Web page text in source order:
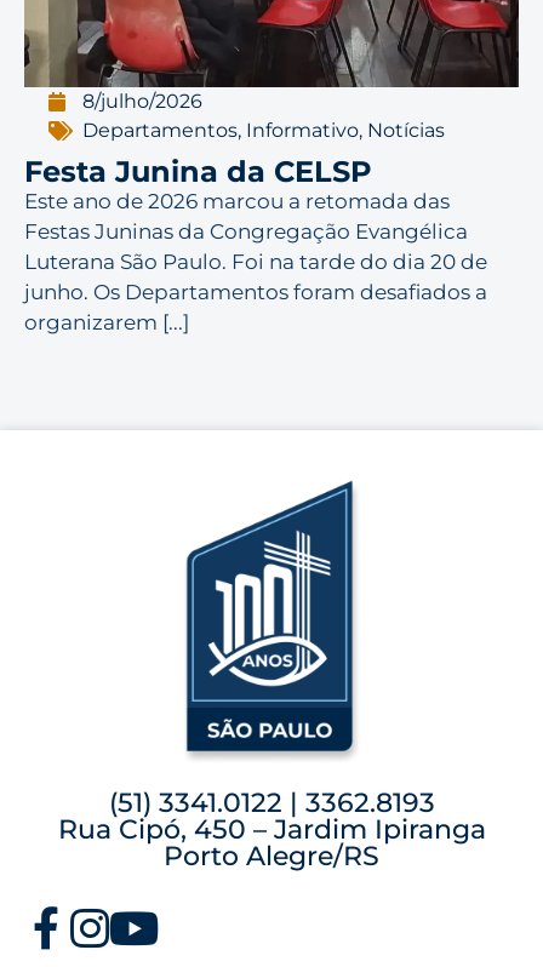
8/julho/2026
Departamentos, Informativo, Notícias
Festa Junina da CELSP
Este ano de 2026 marcou a retomada das
Festas Juninas da Congregação Evangélica
Luterana São Paulo. Foi na tarde do dia 20 de
junho. Os Departamentos foram desafiados a
organizarem [...]
(51) 3341.0122 | 3362.8193
Rua Cipó, 450 – Jardim Ipiranga
Porto Alegre/RS